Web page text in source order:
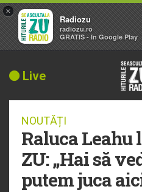
Live
NOUTĂȚI
Raluca Leahu
ZU: „Hai să
putem juca
×
Radiozu
radiozu.ro
GRATIS - In Google Play